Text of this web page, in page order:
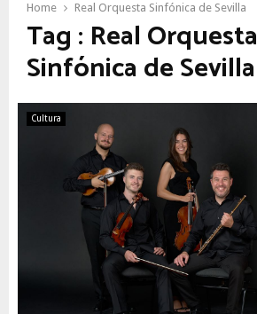
Home Real Orquesta Sinfónica de Sevilla
Tag : Real Orquesta
Sinfónica de Sevilla
Cultura